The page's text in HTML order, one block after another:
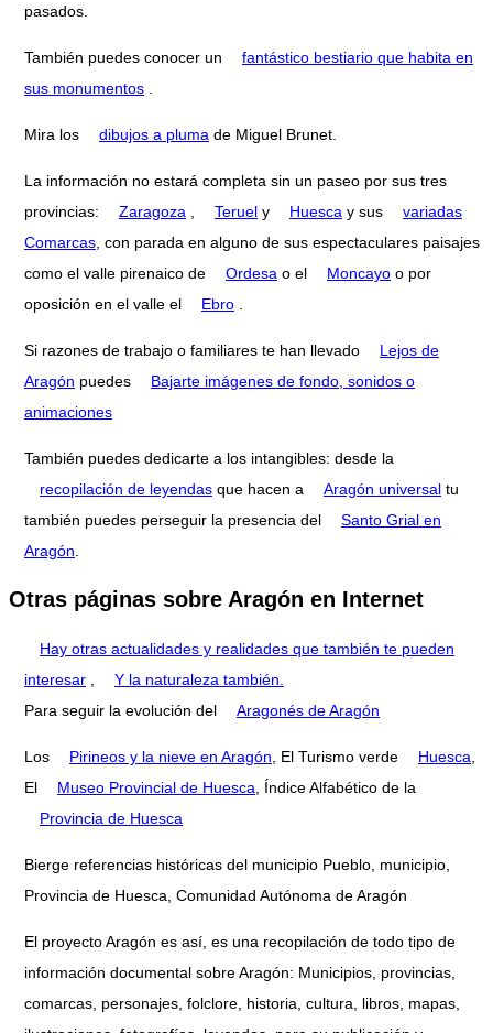
pasados.
También puedes conocer un
fantástico bestiario que habita en
sus monumentos
Mira los dibujos a pluma de Miguel Brunet.
La información no estará completa sin un paseo por sus tres
provincias:
Zaragoza Teruel y Huesca y sus
variadas
Comarcas , con parada en alguno de sus espectaculares paisajes
como el valle pirenaico de
Ordesa o el Moncayo o por
oposición en el valle el
Ebro
Si razones de trabajo o familiares te han llevado
Lejos de
Aragón puedes
Bajarte imágenes de fondo, sonidos o
animaciones
También puedes dedicarte a los intangibles: desde la
recopilación de leyendas que hacen a Aragón universal tu
también puedes perseguir la presencia del
Santo Grial en
Aragón
Otras páginas sobre Aragón en Internet
Hay otras actualidades y realidades que también te pueden
interesar
Y la naturaleza también.
Para seguir la evolución del
Aragonés de Aragón
Los Pirineos y la nieve en Aragón , El Turismo verde Huesca
El
Museo Provincial de Huesca , Índice Alfabético de la
Provincia de Huesca
Bierge referencias históricas del municipio Pueblo, municipio,
Provincia de Huesca, Comunidad Autónoma de Aragón
El proyecto Aragón es así, es una recopilación de todo tipo de
información documental sobre Aragón: Municipios, provincias,
comarcas, personajes, folclore, historia, cultura, libros, mapas,